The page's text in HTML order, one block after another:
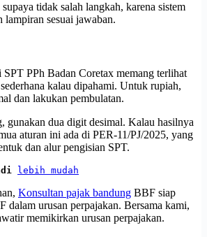
tidak salah langkah, karena sistem
lampiran sesuai jawaban.
SPT PPh Badan Coretax memang terlihat
kalau dipahami. Untuk rupiah,
dan lakukan pembulatan.
gunakan dua digit desimal. Kalau hasilnya
aturan ini ada di PER-11/PJ/2025, yang
dan alur pengisian SPT.
lebih mudah
Konsultan pajak bandung BBF siap
dalam urusan perpajakan. Bersama kami,
memikirkan urusan perpajakan.